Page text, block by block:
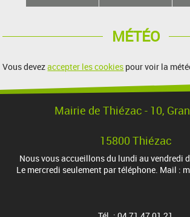
MÉTÉO
Vous devezaccepter les cookies pour voir la
Mairie de Thiézac - 10,
15800 Thiézac
Nous vous accueillons du lundi au vendredi
Le mercredi seulement par téléphone. Mail :